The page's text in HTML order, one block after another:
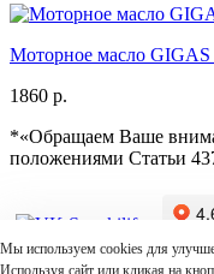
Мы используем cookies для
Используя сайт или кликая на
Моторное масло
1860 р.
*«Обращаем Ваше
положениями Статьи